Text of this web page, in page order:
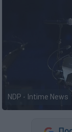
NDP - Intime News